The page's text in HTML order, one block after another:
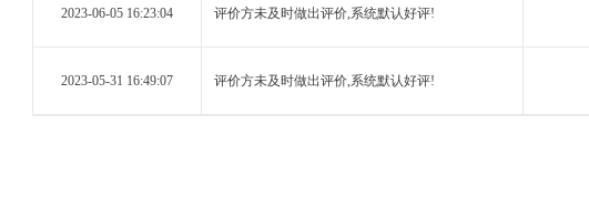
2023-06-05 16:23:04 评价方未及时做出评价,系统默认好评!
2023-05-31 16:49:07 评价方未及时做出评价,系统默认好评!